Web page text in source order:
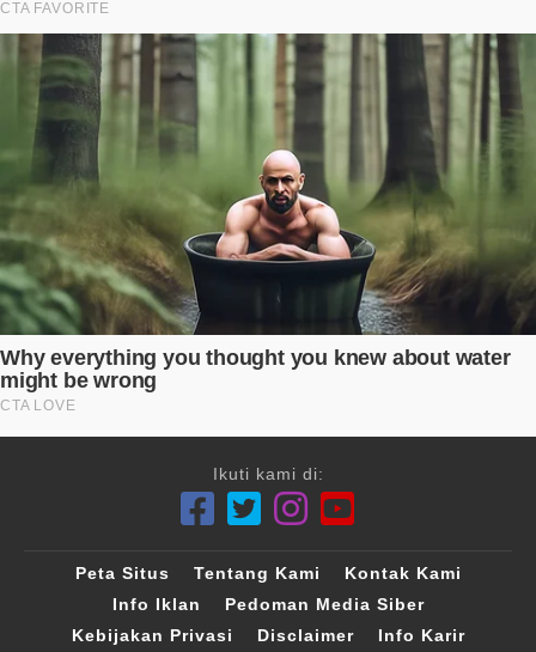
Ikuti kami di:
Peta Situs Tentang Kami
Kontak Kami
Info Iklan
Pedoman Media Siber
Kebijakan Privasi
Disclaimer Info Karir